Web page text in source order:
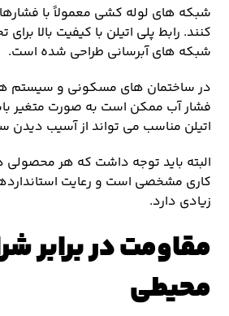
شبکه های لوله کشی معمولاً با
کنند. رابط پلی اتیلن با کیفیت بالا
شبکه های آبرسانی طراحی شده است.
در ساختمان های مسکونی و سیستم
فشار آب ممکن است به صورت متغیر
اتیلن مناسب می تواند از آسیب دیدن
البته باید توجه داشت که هر محصولی
کاری مشخصی است و رعایت
زیادی دارد.
مقاومت در برابر
محیطی